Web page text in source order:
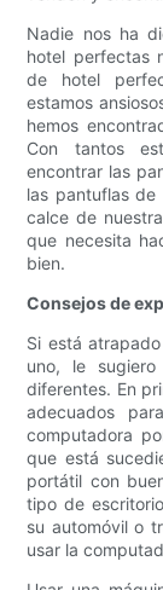
Nadie nos ha
hotel perfectas
de hotel
estamos
hemos
Con tantos
encontrar las
las pantuflas
calce de
que necesita
bien.
Consejos de
Si está
uno, le sugiero
diferentes. En
adecuados
computadora
que está
portátil con
tipo de
su automóvil o
usar la